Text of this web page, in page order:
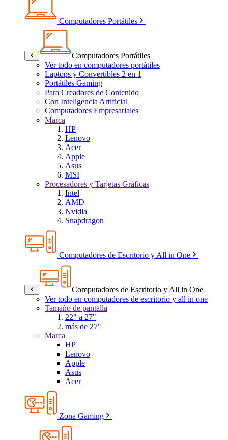
Computadores Portátiles
Computadores Portátiles
Ver todo en computadores portátiles
Laptops y Convertibles 2 en 1
Portátiles Gaming
Para Creadores de Contenido
Con Inteligencia Artificial
Computadores Empresariales
Marca
HP
Lenovo
Acer
Apple
Asus
MSI
Procesadores y Tarjetas Gráficas
Intel
AMD
Nvidia
Snapdragon
Computadores de Escritorio y All in One
Computadores de Escritorio y All in One
Ver todo en computadores de escritorio y all in one
Tamaño de pantalla
22" a 27"
más de 27"
Marca
HP
Lenovo
Apple
Asus
Acer
Zona Gaming